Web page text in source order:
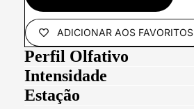
ADICIONAR AOS FAVORITOS
Perfil Olfativo
Intensidade
Estação